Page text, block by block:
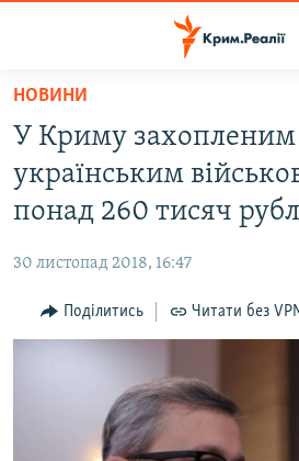
Перейти
основного
матеріалу
Перейти
до
основної
Перейти
до
ВОДА.КРИМ
ВІДЕО ТА ФОТО
БЛОГИ
ПОГЛЯД
ВСЕ ЗА ДЕНЬ
СПЕЦПРОЕКТИ
НОВИНИ
У Криму
українським
понад 260 тисяч
30 листопад 2018, 16:47
Поділитись Читати без